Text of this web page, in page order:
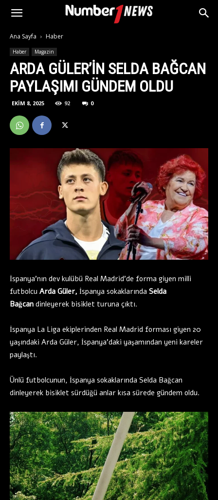
Ana Sayfa Haber
Haber Magazin
ARDA GÜLER’IN SELDA BAĞCAN
PAYLAŞIMI GÜNDEM OLDU
EKIM 8, 2025 92 0
İspanya’nın dev kulübü Real Madrid’de forma giyen milli
futbolcu Arda Güler, İspanya sokaklarında Selda
Bağcan dinleyerek bisiklet turuna çıktı.
İspanya La Liga ekiplerinden Real Madrid forması giyen 20
yaşındaki Arda Güler, İspanya’daki yaşamından yeni kareler
paylaştı.
Ünlü futbolcunun, İspanya sokaklarında Selda Bağcan
dinleyerek bisiklet sürdüğü anlar kısa sürede gündem oldu.